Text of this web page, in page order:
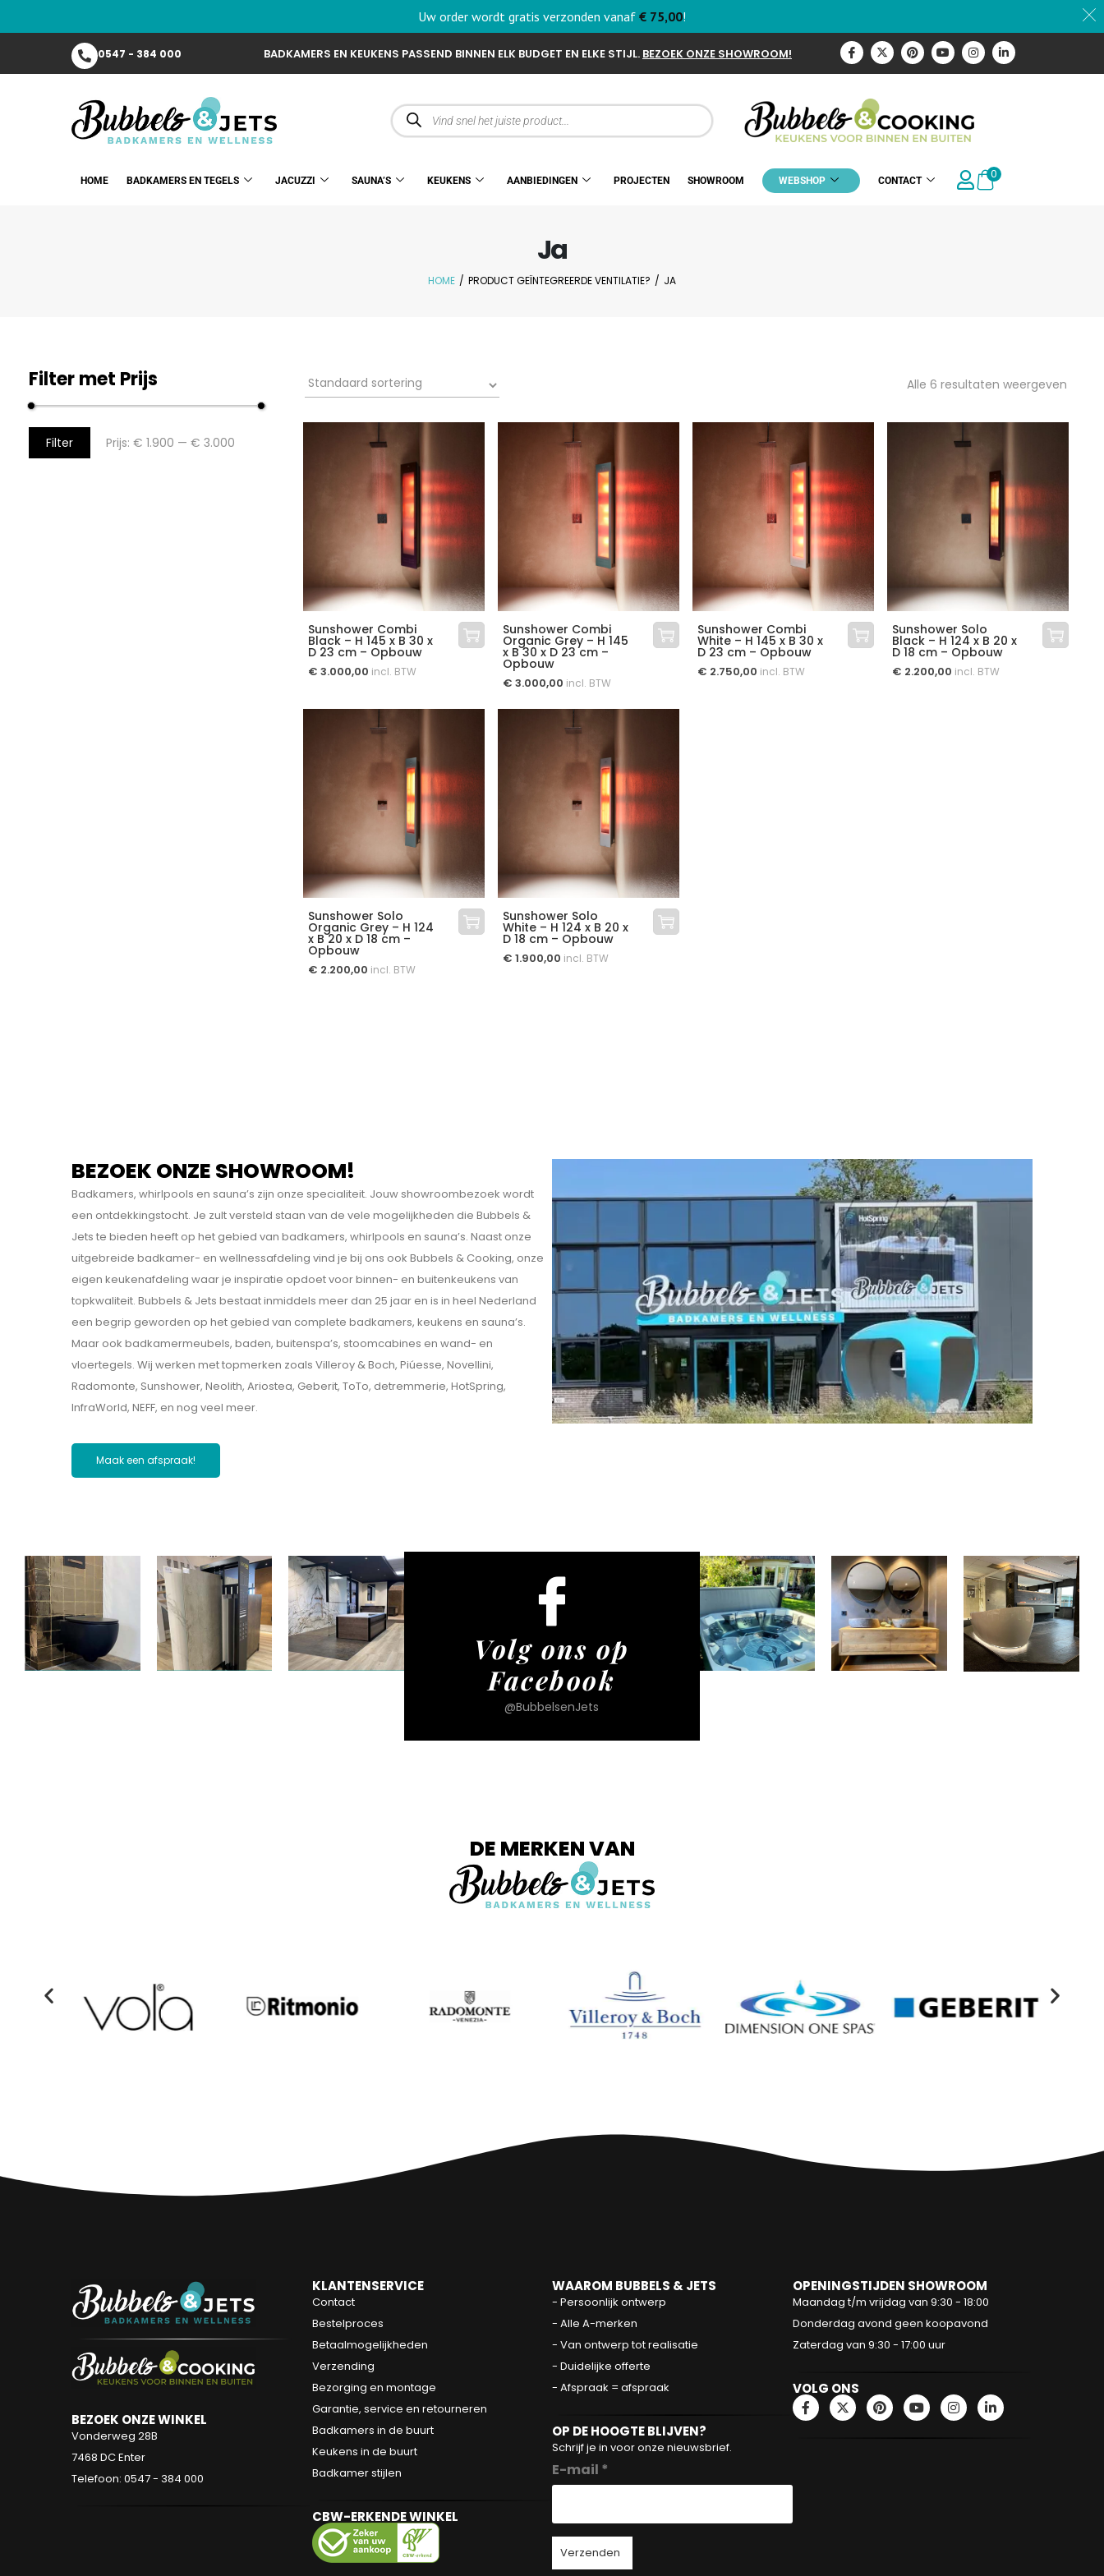
Uw order wordt gratis verzonden vanaf € 75,00!
0547 - 384 000 BADKAMERS EN KEUKENS PASSEND BINNEN ELK BUDGET EN ELKE STIJL. BEZOEK ONZE SHOWROOM!
HOME BADKAMERS EN TEGELS JACUZZI SAUNA’S KEUKENS AANBIEDINGEN PROJECTEN SHOWROOM WEBSHOP CONTACT 0
Ja
HOME / PRODUCT GEÏNTEGREERDE VENTILATIE? / JA
Filter met Prijs
Filter Prijs: € 1.900 — € 3.000
Alle 6 resultaten weergeven
Sunshower Combi
Black – H 145 x B 30 x
D 23 cm – Opbouw
€ 3.000,00 incl. BTW
Sunshower Combi
Organic Grey – H 145
x B 30 x D 23 cm –
Opbouw
€ 3.000,00 incl. BTW
Sunshower Combi
White – H 145 x B 30 x
D 23 cm – Opbouw
€ 2.750,00 incl. BTW
Sunshower Solo
Black – H 124 x B 20 x
D 18 cm – Opbouw
€ 2.200,00 incl. BTW
Sunshower Solo
Organic Grey – H 124
x B 20 x D 18 cm –
Opbouw
€ 2.200,00 incl. BTW
Sunshower Solo
White – H 124 x B 20 x
D 18 cm – Opbouw
€ 1.900,00 incl. BTW
BEZOEK ONZE SHOWROOM!
Badkamers, whirlpools en sauna’s zijn onze specialiteit. Jouw showroombezoek wordt
een ontdekkings­tocht. Je zult versteld staan van de vele mogelijkheden die Bubbels &
Jets te bieden heeft op het gebied van badkamers, whirlpools en sauna’s. Naast onze
uitgebreide badkamer- en wellnessafdeling vind je bij ons ook Bubbels & Cooking, onze
eigen keukenafdeling waar je inspiratie opdoet voor binnen- en buitenkeukens van
topkwaliteit. Bubbels & Jets bestaat inmiddels meer dan 25 jaar en is in heel Nederland
een begrip geworden op het gebied van complete badkamers, keukens en sauna’s.
Maar ook badkamermeubels, baden, buitenspa’s, stoomcabines en wand- en
vloertegels. Wij werken met topmerken zoals Villeroy & Boch, Piúesse, Novellini,
Radomonte, Sunshower, Neolith, Ariostea, Geberit, ToTo, detremmerie, HotSpring,
InfraWorld, NEFF, en nog veel meer.
Maak een afspraak!
Volg ons op
Facebook
@BubbelsenJets
DE MERKEN VAN
BEZOEK ONZE WINKEL
Vonderweg 28B
7468 DC Enter
Telefoon: 0547 - 384 000
KLANTENSERVICE
Contact
Bestelproces
Betaalmogelijkheden
Verzending
Bezorging en montage
Garantie, service en retourneren
Badkamers in de buurt
Keukens in de buurt
Badkamer stijlen
CBW-ERKENDE WINKEL
WAAROM BUBBELS & JETS
- Persoonlijk ontwerp
- Alle A-merken
- Van ontwerp tot realisatie
- Duidelijke offerte
- Afspraak = afspraak
OP DE HOOGTE BLIJVEN?
Schrijf je in voor onze nieuwsbrief.
E-mail *
Verzenden
OPENINGSTIJDEN SHOWROOM
Maandag t/m vrijdag van 9:30 - 18:00
Donderdag avond geen koopavond
Zaterdag van 9:30 - 17:00 uur
VOLG ONS